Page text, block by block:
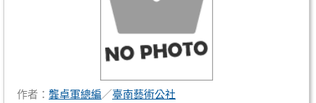
作者： 龔卓軍總編／臺南藝術公社